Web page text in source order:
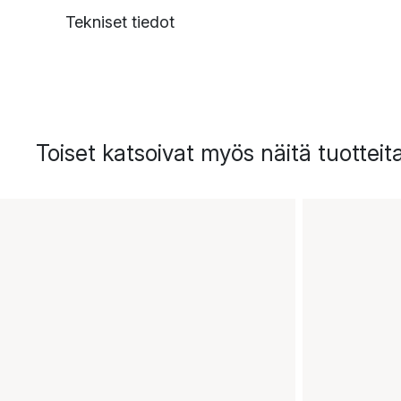
Tekniset tiedot
Toiset katsoivat myös näitä